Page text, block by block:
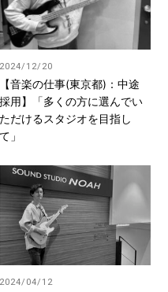
2024/12/20
【音楽の仕事(東京都)：中途
採用】「多くの方に選んでい
ただけるスタジオを目指し
て」
2024/04/12